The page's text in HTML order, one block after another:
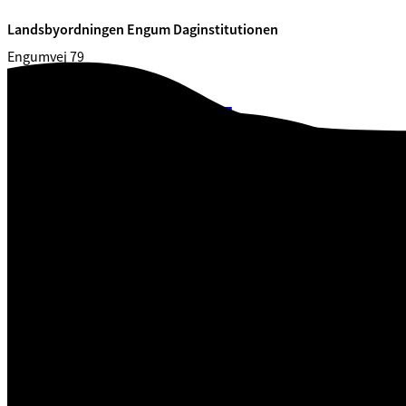
Landsbyordningen Engum Daginstitutionen
Engumvej 79